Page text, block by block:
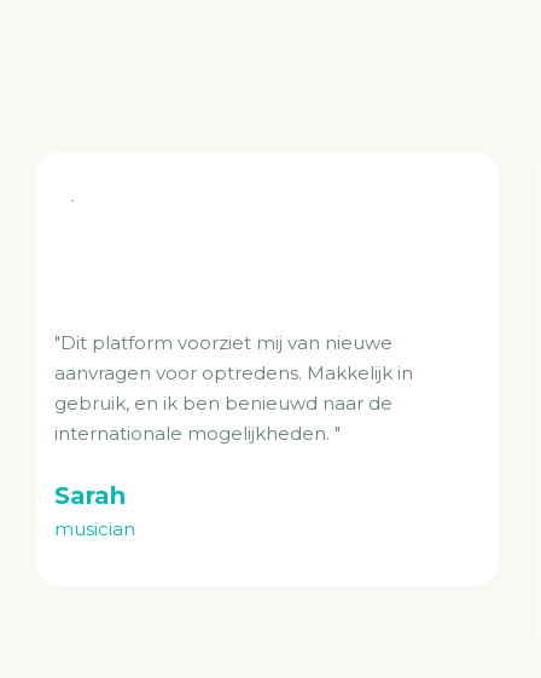
"Tijdens corona hebben we veel optredens
afgezegd zien worden. We denken dat dit
platform ons kan helpen met meer
bekendheid en meer contacten, om weer
optredens."